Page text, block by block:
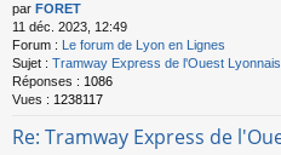
par FORET
11 déc. 2023, 12:49
Forum : Le forum de Lyon en Lignes
Sujet : Tramway Express de l'Ouest
Réponses : 1086
Vues : 1238117
Re: Tramway Express de